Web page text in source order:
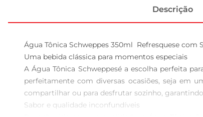
Descrição
Água Tônica Schweppes 350ml  Refresquese com
Uma bebida clássica para momentos especiais
A Água Tônica Schweppesé a escolha perfeita
perfeitamente com diversas ocasiões, seja em
compartilhar ou para desfrutar sozinho,
Sabor e qualidade inconfundíveis